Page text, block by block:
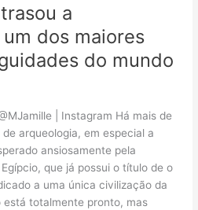
a
dos maiores
do mundo
| Instagram Há mais de
arqueologia, em especial a
ansiosamente pela
que já possui o título de o
a uma única civilização da
totalmente pronto, mas